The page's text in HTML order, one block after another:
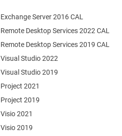
Remote Desktop Services 2022 CAL
Remote Desktop Services 2019 CAL
Exchange Server 2016 CAL
Visual Studio 2022
Visual Studio 2019
Project 2021
Project 2019
Visio 2021
Visio 2019